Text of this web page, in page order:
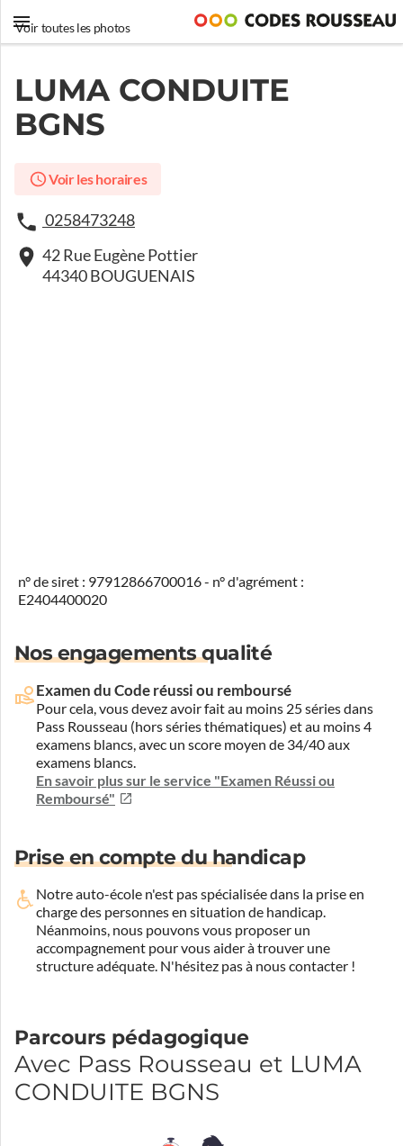
Voir toutes les photos
LUMA CONDUITE
BGNS
Voir les horaires
0258473248
42 Rue Eugène Pottier
44340 BOUGUENAIS
n° de siret : 97912866700016 - n° d'agrément :
E2404400020
Nos engagements qualité
Examen du Code réussi ou remboursé
Pour cela, vous devez avoir fait au moins 25 séries dans
Pass Rousseau (hors séries thématiques) et au moins 4
examens blancs, avec un score moyen de 34/40 aux
examens blancs.
En savoir plus sur le service "Examen Réussi ou
Remboursé"
Prise en compte du handicap
Notre auto-école n'est pas spécialisée dans la prise en
charge des personnes en situation de handicap.
Néanmoins, nous pouvons vous proposer un
accompagnement pour vous aider à trouver une
structure adéquate. N'hésitez pas à nous contacter !
Parcours pédagogique
Avec Pass Rousseau et LUMA
CONDUITE BGNS